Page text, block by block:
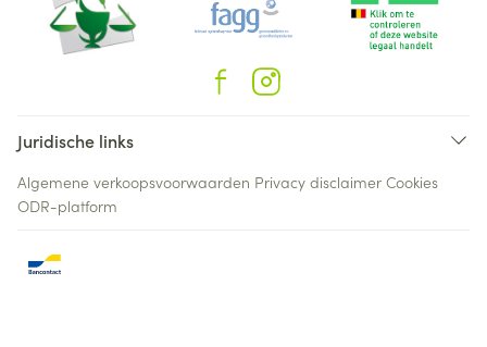
Juridische links
Algemene verkoopsvoorwaarden Privacy disclaimer Cookies
ODR-platform